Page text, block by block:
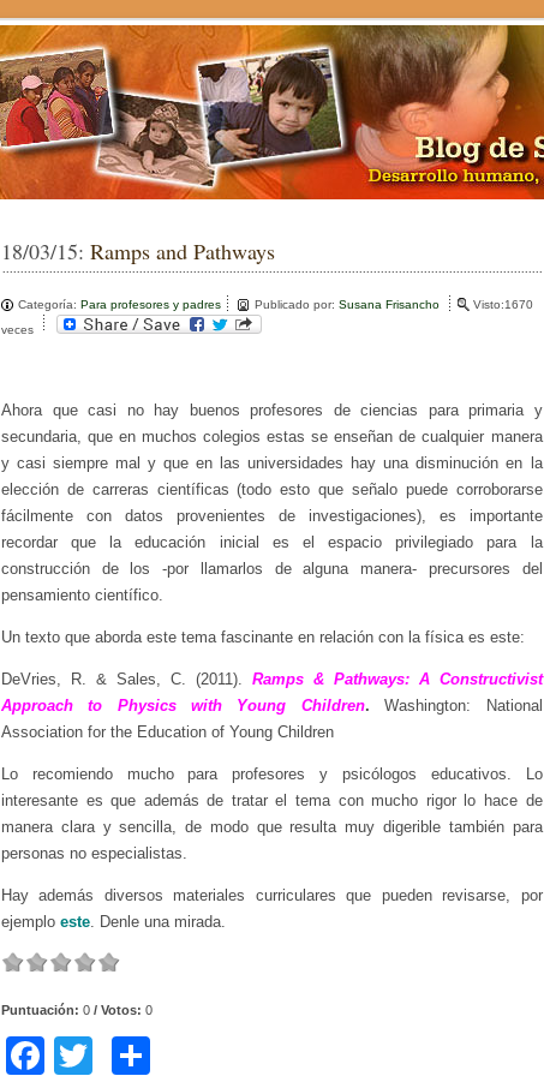
18/03/15: Ramps and Pathways
Categoría: Para profesores y padres Publicado por: Susana Frisancho
Visto:1670
veces
Ahora que casi no hay buenos profesores de ciencias para primaria y
secundaria, que en muchos colegios estas se enseñan de cualquier manera
y casi siempre mal y que en las universidades hay una disminución en la
elección de carreras científicas (todo esto que señalo puede corroborarse
fácilmente con datos provenientes de investigaciones), es importante
recordar que la educación inicial es el espacio privilegiado para la
construcción de los -por llamarlos de alguna manera- precursores del
pensamiento científico.
Un texto que aborda este tema fascinante en relación con la física es este:
DeVries, R. & Sales, C. (2011). Ramps & Pathways: A Constructivist
Approach to Physics with Young Children. Washington: National
Association for the Education of Young Children
Lo recomiendo mucho para profesores y psicólogos educativos. Lo
interesante es que además de tratar el tema con mucho rigor lo hace de
manera clara y sencilla, de modo que resulta muy digerible también para
personas no especialistas.
Hay además diversos materiales curriculares que pueden revisarse, por
ejemplo este. Denle una mirada.
Puntuación: 0 / Votos: 0
F